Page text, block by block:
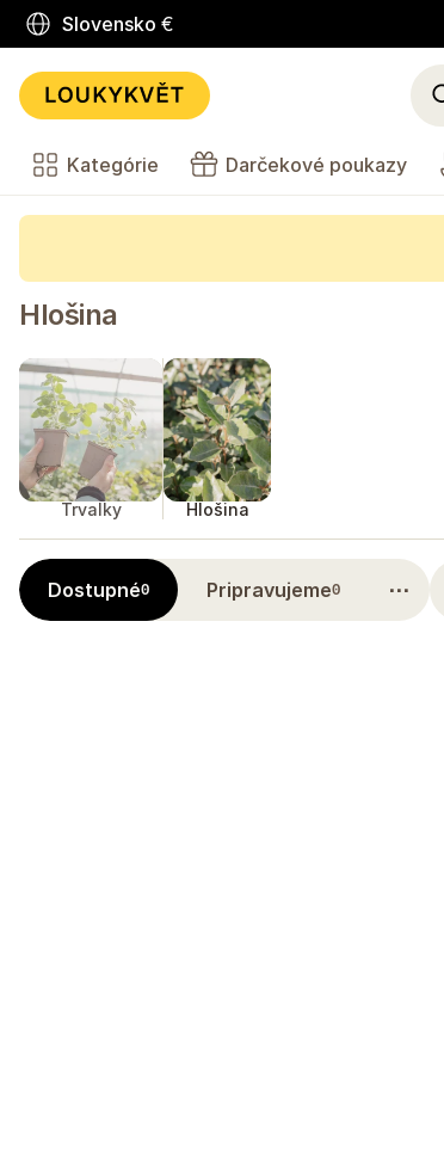
Slovensko €
Kategórie Darčekové poukazy
Hlošina
Trvalky Hlošina
Dostupné0 Pripravujeme0 ⋯